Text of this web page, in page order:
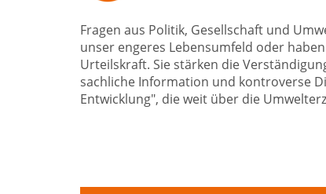
Fragen aus Politik, Gesellschaft und
unser engeres Lebensumfeld oder
Urteilskraft. Sie stärken die
sachliche Information und kontroverse
Entwicklung", die weit über die